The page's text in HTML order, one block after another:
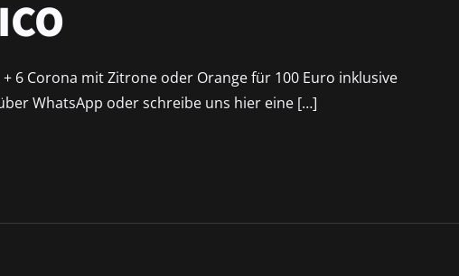
6 Corona mit Zitrone oder Orange für 100 Euro inklusive
WhatsApp oder schreibe uns hier eine […]